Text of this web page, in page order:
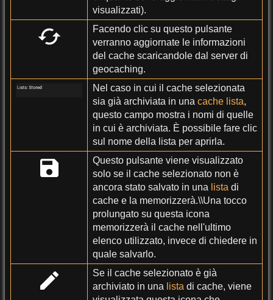
visualizzati).
Facendo clic su questo pulsante
verranno aggiornate le informazioni
del cache scaricandole dal server di
geocaching.
Nel caso in cui il cache selezionata
sia già archiviata in una cache lista,
questo campo mostra i nomi di quelle
in cui è archiviata. È possibile fare clic
sul nome della lista per aprirla.
Questo pulsante viene visualizzato
solo se il cache selezionato non è
ancora stato salvato in una lista di
cache e la memorizzerà.\\Una tocco
prolungato su questa icona
memorizzerà il cache nell'ultimo
elenco utilizzato, invece di chiedere in
quale salvarlo.
Se il cache selezionato è già
archiviato in una lista di cache, viene